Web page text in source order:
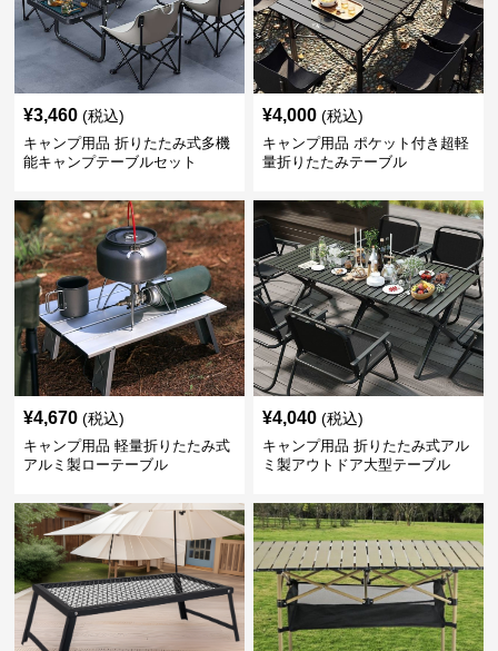
¥3,460 (税込)
キャンプ用品 折りたたみ式多機
能キャンプテーブルセット
¥4,000 (税込)
キャンプ用品 ポケット付き超軽
量折りたたみテーブル
¥4,670 (税込)
キャンプ用品 軽量折りたたみ式
アルミ製ローテーブル
¥4,040 (税込)
キャンプ用品 折りたたみ式アル
ミ製アウトドア大型テーブル